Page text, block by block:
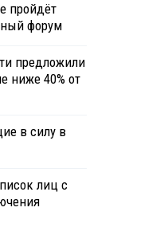
пройдёт
форум
предложили
ниже 40% от
в силу в
лиц с